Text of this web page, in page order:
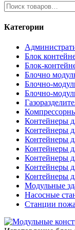
Search
for:
Категории
Блок
Блок-
Блочно
Блочно-
Блочно-
Контейнеры
Контейнеры
Контейнеры
Контейнеры
Контейнеры
Контейнеры
Контейнеры
Модульные
Насосные
Станции